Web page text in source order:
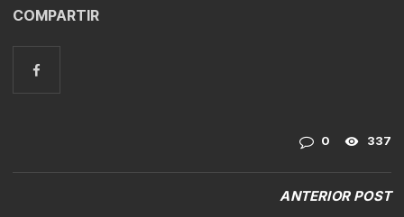
COMPARTIR
0 337
ANTERIOR POST